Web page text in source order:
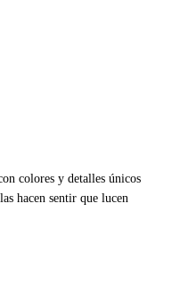
colores y detalles únicos
hacen sentir que lucen